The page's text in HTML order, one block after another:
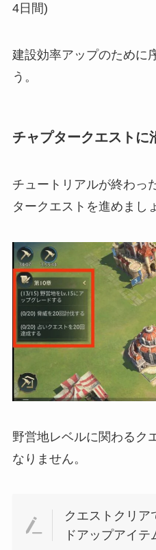
4日間)
建設効率アップのために
う。
チャプタークエストに
チュートリアルが終わっ
タークエストを進めまし
野営地レベルに関わるク
なりません。
クエストクリア
ドアップアイ